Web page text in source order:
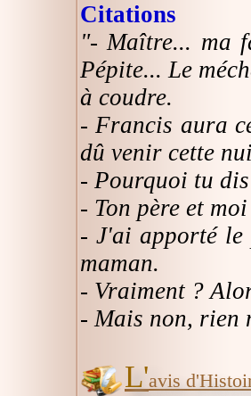
Citations
"- Maître... ma
Pépite... Le
à coudre.
- Francis aura
dû venir cette
- Pourquoi tu
- Ton père et
- J'ai apporté le
maman.
- Vraiment ?
- Mais non, rien
L'avis